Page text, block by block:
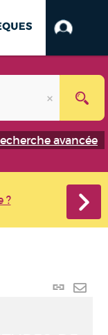
avancée
?
Lien